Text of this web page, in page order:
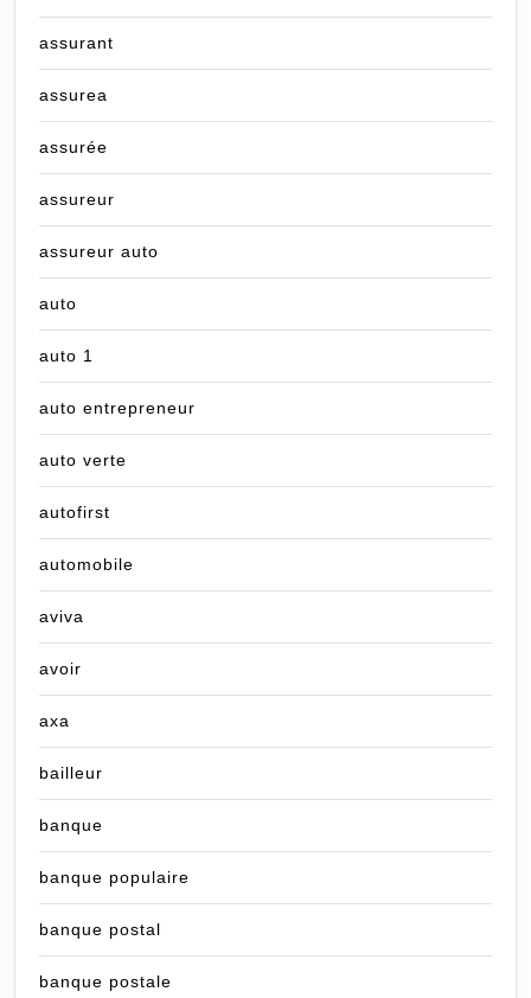
assurant
assurea
assurée
assureur
assureur auto
auto
auto 1
auto entrepreneur
auto verte
autofirst
automobile
aviva
avoir
axa
bailleur
banque
banque populaire
banque postal
banque postale